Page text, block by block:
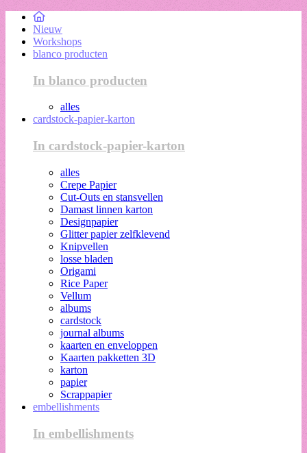
Nieuw
Workshops
blanco producten
In blanco producten
alles
cardstock-papier-karton
In cardstock-papier-karton
alles
Crepe Papier
Cut-Outs en stansvellen
Damast linnen karton
Designpapier
Glitter papier zelfklevend
Knipvellen
losse bladen
Origami
Rice Paper
Vellum
albums
cardstock
journal albums
kaarten en enveloppen
Kaarten pakketten 3D
karton
papier
Scrappapier
embellishments
In embellishments